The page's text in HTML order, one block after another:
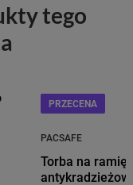
tego
PRZECENA
PACSAFE
Torba na ramię